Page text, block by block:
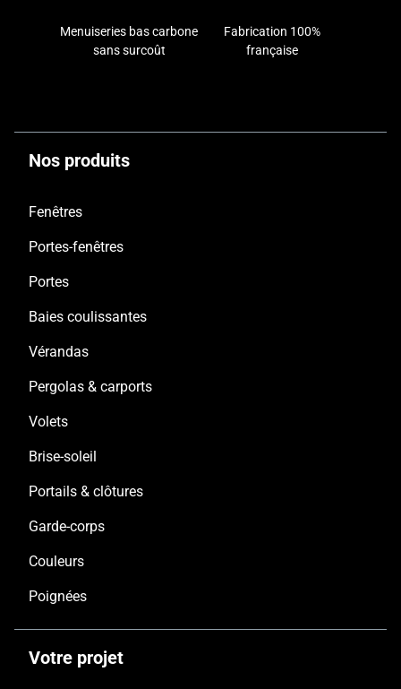
Menuiseries bas carbone
sans surcoût
Fabrication 100%
française
Nos produits
Fenêtres
Portes-fenêtres
Portes
Baies coulissantes
Vérandas
Pergolas & carports
Volets
Brise-soleil
Portails & clôtures
Garde-corps
Couleurs
Poignées
Votre projet